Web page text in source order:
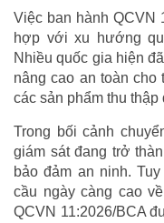
Việc ban hành QCVN
hợp với xu hướng
Nhiều quốc gia hiện
nâng cao an toàn cho
các sản phẩm thu
Trong bối cảnh
giám sát đang trở
bảo đảm an ninh.
cầu ngày càng cao
QCVN 11:2026/BCA